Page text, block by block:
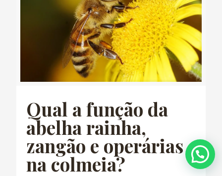
Qual a função da
abelha rainha,
zangão e operárias
na colmeia?